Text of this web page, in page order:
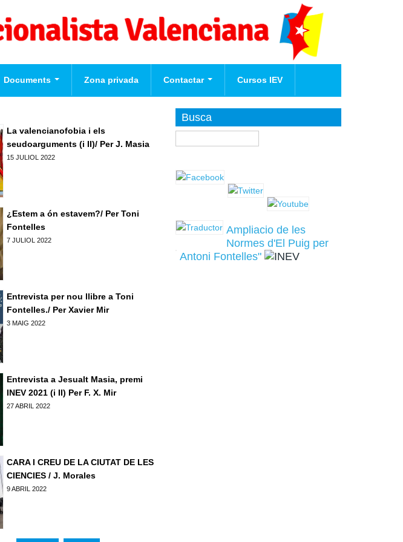
Documents Zona privada
Contrasenya *
contrasenya
Contactar
Afilia't
Cursos IEV
La valencianofobia i els
seudoarguments (i II)/ Per J. Masia
15 JULIOL 2022
¿Estem a ón estavem?/ Per Toni
Fontelles
7 JULIOL 2022
Entrevista per nou llibre a Toni
Fontelles./ Per Xavier Mir
3 MAIG 2022
Entrevista a Jesualt Masia, premi
INEV 2021 (i II) Per F. X. Mir
27 ABRIL 2022
CARA I CREU DE LA CIUTAT DE LES
CIENCIES / J. Morales
9 ABRIL 2022
Busca
Ampliacio de les
Normes d'El Puig per
Antoni Fontelles"